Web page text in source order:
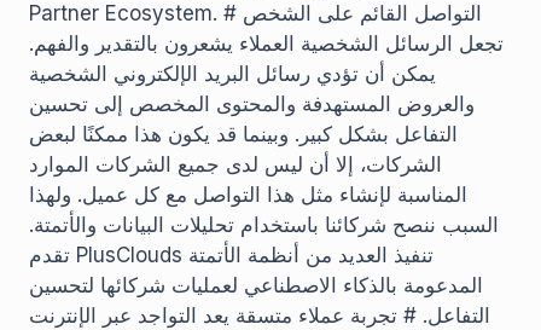
Partner Ecosystem. # التواصل القائم على الشخص
تجعل الرسائل الشخصية العملاء يشعرون بالتقدير والفهم.
يمكن أن تؤدي رسائل البريد الإلكتروني الشخصية
والعروض المستهدفة والمحتوى المخصص إلى تحسين
التفاعل بشكل كبير. وبينما قد يكون هذا ممكنًا لبعض
الشركات، إلا أن ليس لدى جميع الشركات الموارد
المناسبة لإنشاء مثل هذا التواصل مع كل عميل. ولهذا
السبب ننصح شركائنا باستخدام تحليلات البيانات والأتمتة.
تقدم PlusClouds تنفيذ العديد من أنظمة الأتمتة
المدعومة بالذكاء الاصطناعي لعمليات شركائها لتحسين
التفاعل. # تجربة عملاء متسقة يعد التواجد عبر الإنترنت